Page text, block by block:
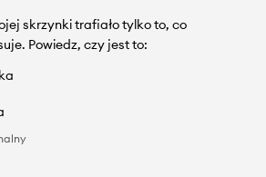
skrzynki trafiało tylko to, co
Powiedz, czy jest to: